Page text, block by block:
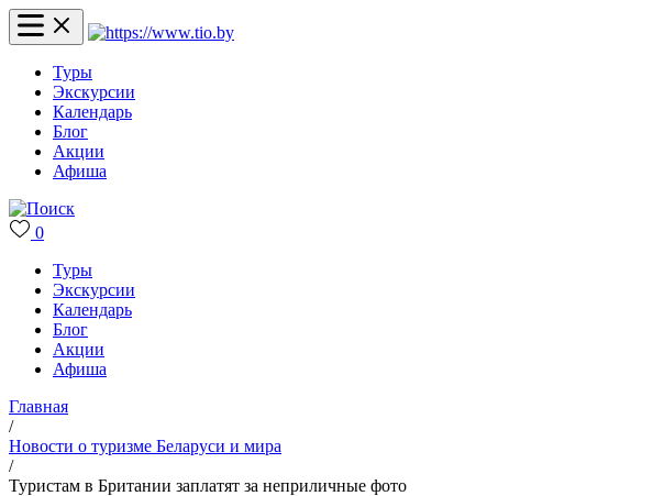
Туры
Экскурсии
Календарь
Блог
Акции
Афиша
0
Туры
Экскурсии
Календарь
Блог
Акции
Афиша
Главная
/
Новости о туризме Беларуси и мира
/
Туристам в Британии заплатят за неприличные фото